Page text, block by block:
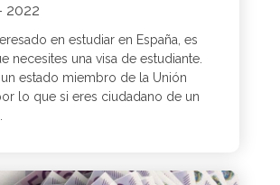
2022
en estudiar en España, es
necesites una visa de estudiante.
un estado miembro de la Unión
lo que si eres ciudadano de un